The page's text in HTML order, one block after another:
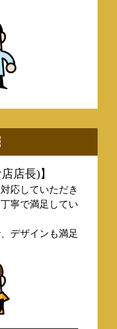
店長)】
応していただき
寧で満足してい
デザインも満足